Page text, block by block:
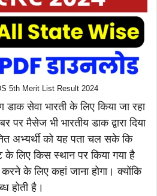
5th Merit List Result 2024
डाक सेवा भारती के लिए किया जा रहा
पर मैसेज भी भारतीय डाक द्वारा दिया
अभ्यर्थी को यह पता चल सके कि
लिए किस स्थान पर किया गया है
के लिए कहां जाना होगा। क्योंकि
होती है।